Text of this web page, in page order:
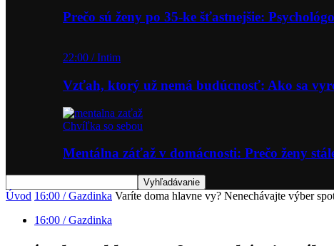
Prečo sú ženy po 35-ke šťastnejšie:
22:00 / Intim
Vzťah, ktorý už nemá budúcnosť: Ako sa
Chvíľka so sebou
Mentálna záťaž v domácnosti: Prečo ženy
Úvod 16:00 / Gazdinka Varíte doma hlavne vy? Nenechávajte výber
16:00 / Gazdinka